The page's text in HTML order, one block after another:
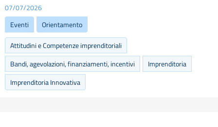
07/07/2026
Eventi
Orientamento
Attitudini e Competenze imprenditoriali
Bandi, agevolazioni, finanziamenti, incentivi
Imprenditoria
Imprenditoria Innovativa